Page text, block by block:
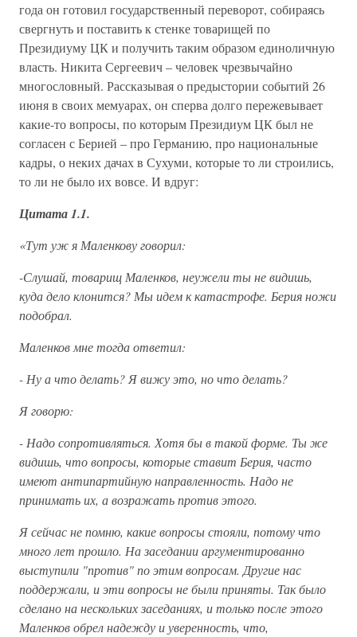
года он готовил государственный переворот, собираясь
свергнуть и поставить к стенке товарищей по
Президиуму ЦК и получить таким образом единоличную
власть. Никита Сергеевич – человек чрезвычайно
многословный. Рассказывая о предыстории событий 26
июня в своих мемуарах, он сперва долго пережевывает
какие-то вопросы, по которым Президиум ЦК был не
согласен с Берией – про Германию, про национальные
кадры, о неких дачах в Сухуми, которые то ли строились,
то ли не было их вовсе. И вдруг:
Цитата 1.1.
«Тут уж я Маленкову говорил:
-Слушай, товарищ Маленков, неужели ты не видишь,
куда дело клонится? Мы идем к катастрофе. Берия ножи
подобрал.
Маленков мне тогда ответил:
- Ну а что делать? Я вижу это, но что делать?
Я говорю:
- Надо сопротивляться. Хотя бы в такой форме. Ты же
видишь, что вопросы, которые ставит Берия, часто
имеют антипартийную направленность. Надо не
принимать их, а возражать против этого.
Я сейчас не помню, какие вопросы стояли, потому что
много лет прошло. На заседании аргументированно
выступили "против" по этим вопросам. Другие нас
поддержали, и эти вопросы не были приняты. Так было
сделано на нескольких заседаниях, и только после этого
Маленков обрел надежду и уверенность, что,